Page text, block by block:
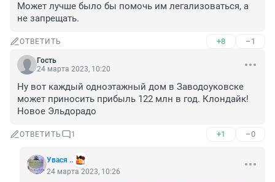
Может лучше было бы помочь им легализоваться, а
не запрещать.
ОТВЕТИТЬ +8 –1
Гость
24 марта 2023, 10:20
Ну вот каждый одноэтажный дом в Заводоуковске
может приносить прибыль 122 млн в год. Клондайк!
Новое Эльдорадо
ОТВЕТИТЬ 1 +1 –0
Увася ..
24 марта 2023, 10:26